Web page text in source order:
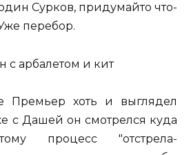
Сурков, придумайто что-
перебор.
Премьер хоть и выглядел
с Дашей он смотрелся куда
процесс "отстрела-